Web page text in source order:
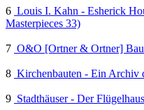
6 Louis I. Kahn - Esherick
Masterpieces 33)
7 O&O [Ortner & Ortner]
8 Kirchenbauten - Ein Archiv
9 Stadthäuser - Der